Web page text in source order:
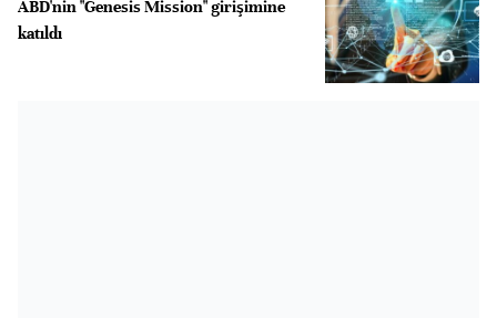
ABD'nin "Genesis Mission" girişimine
katıldı